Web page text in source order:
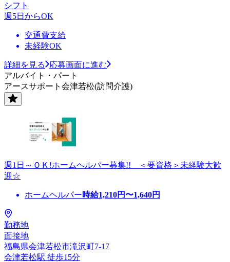
シフト
週5日からOK
交通費支給
未経験OK
詳細を見る
応募画面に進む
アルバイト・パート
アースサポート会津若松(訪問介護)
週1日～ＯＫ!ホームヘルパー募集!! ＜要資格＞未経験大歓
迎☆
ホームヘルパー時給1,210円〜1,640円
勤務地
面接地
福島県会津若松市滝沢町7-17
会津若松駅 徒歩15分